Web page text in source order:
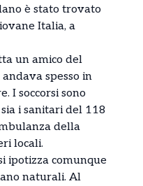
è stato trovato
Italia, a
un amico del
spesso in
I soccorsi sono
i sanitari del 118
della
locali.
ipotizza comunque
naturali. Al